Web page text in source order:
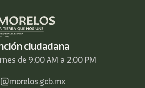
ciudadana
de 9:00 AM a 2:00 PM